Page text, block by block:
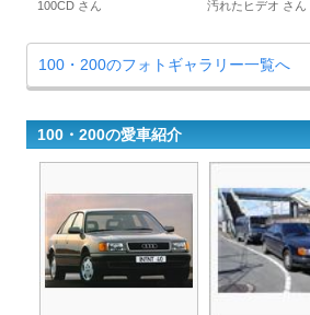
100CD さん 汚れたヒデオ さん
100・200のフォトギャラリー一覧へ
100・200の愛車紹介